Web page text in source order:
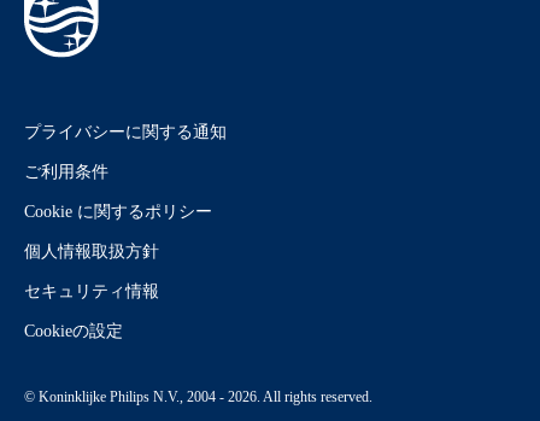
プライバシーに関する通知
ご利用条件
Cookie に関するポリシー
個人情報取扱方針
セキュリティ情報
Cookieの設定
© Koninklijke Philips N.V., 2004 - 2026. All rights reserved.